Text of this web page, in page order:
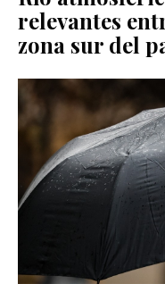
relevantes
zona sur del